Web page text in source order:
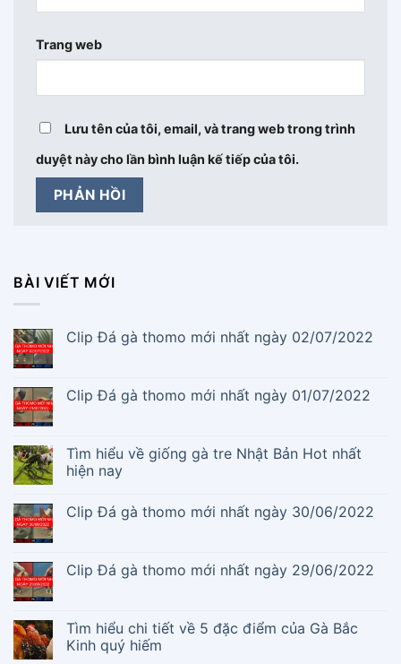
Trang web
Lưu tên của tôi, email, và trang web trong trình
duyệt này cho lần bình luận kế tiếp của tôi.
BÀI VIẾT MỚI
Clip Đá gà thomo mới nhất ngày 02/07/2022
Clip Đá gà thomo mới nhất ngày 01/07/2022
Tìm hiểu về giống gà tre Nhật Bản Hot nhất
hiện nay
Clip Đá gà thomo mới nhất ngày 30/06/2022
Clip Đá gà thomo mới nhất ngày 29/06/2022
Tìm hiểu chi tiết về 5 đặc điểm của Gà Bắc
Kinh quý hiếm